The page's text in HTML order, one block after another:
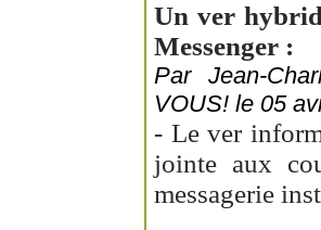
Un ver
Messenger :
Par Jean-
VOUS! le 05
- Le ver
jointe aux
messagerie